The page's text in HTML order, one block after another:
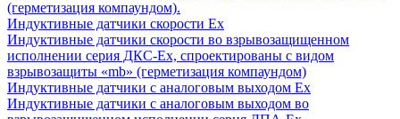
(герметизация компаундом).
Индуктивные датчики скорости Ех
Индуктивные датчики скорости во взрывозащищенном
исполнении серия ДКС-Ех, спроектированы с видом
взрывозащиты «mb» (герметизация компаундом)
Индуктивные датчики с аналоговым выходом Ех
Индуктивные датчики с аналоговым выходом во